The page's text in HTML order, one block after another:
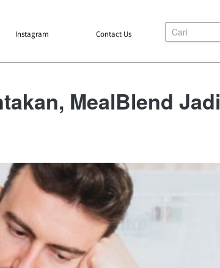
`
Instagram `
Contact Us Cari
MealBlend Jadi